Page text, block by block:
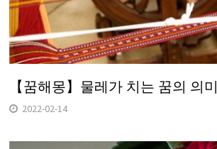
【꿈해몽】물레가 치는 꿈의 의미
2022-02-14